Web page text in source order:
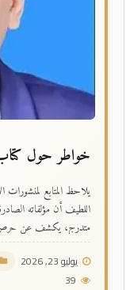
خواطر حول
يوليو 23, 2026
39
يلاحظ المتابع لمنشورات
اللطيف أن مؤلفاته
متدرج، يكشف عن حرص
وتثبيت ما ارتبط بها
في كتاب جامع، ولا